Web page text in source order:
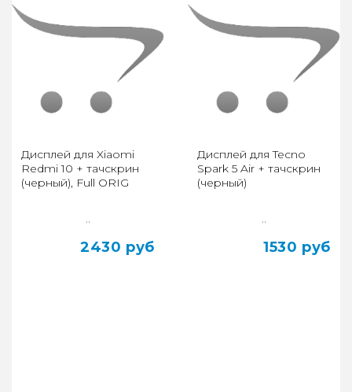
Дисплей для Xiaomi
Redmi 10 + тачскрин
(черный), Full ORIG
..
2430 руб
Дисплей для Tecno
Spark 5 Air + тачскрин
(черный)
..
1530 руб